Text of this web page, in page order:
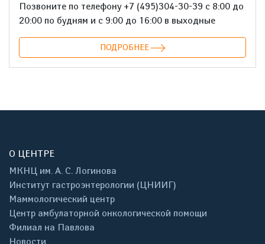
Позвоните по телефону +7 (495)304-30-39 с 8:00 до
20:00 по будням и с 9:00 до 16:00 в выходные
ПОДРОБНЕЕ
О ЦЕНТРЕ
МКНЦ им. А. С. Логинова
Институт гастроэнтерологии (ЦНИИГ)
Маммологический центр
Центр амбулаторной онкологической помощи
Филиал на Павлова
Новости